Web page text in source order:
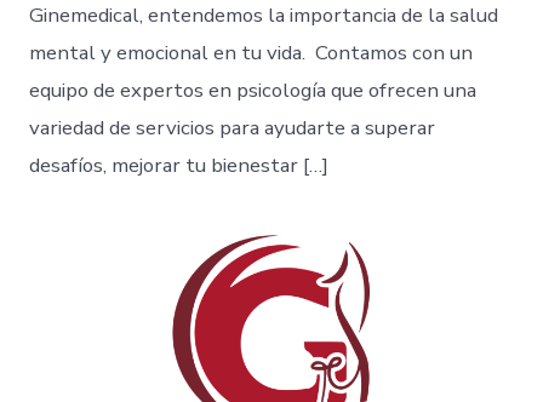
Ginemedical, entendemos la importancia de la salud
mental y emocional en tu vida. Contamos con un
equipo de expertos en psicología que ofrecen una
variedad de servicios para ayudarte a superar
desafíos, mejorar tu bienestar […]